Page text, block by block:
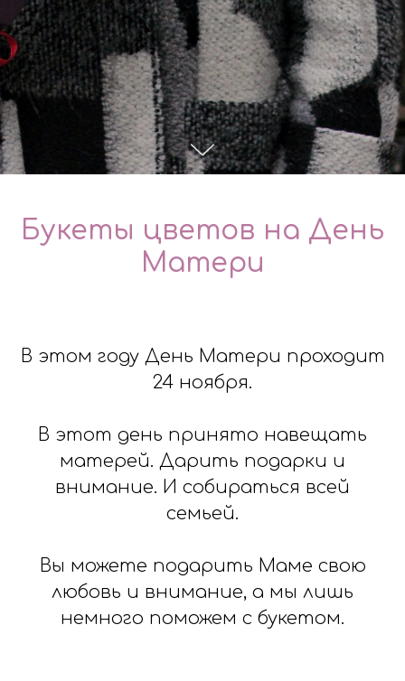
Букеты цветов на День
Матери
В этом году День Матери проходит
24 ноября.
В этот день принято навещать
матерей. Дарить подарки и
внимание. И собираться всей
семьей.
Вы можете подарить Маме свою
любовь и внимание, а мы лишь
немного поможем с букетом.